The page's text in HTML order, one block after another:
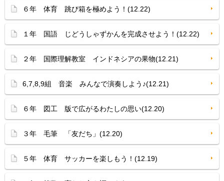
６年 体育 跳び箱を極めよう！(12.22)
１年 国語 じどうしゃずかんを完成させよう！(12.22)
２年 国際理解教室 インドネシアの果物(12.21)
6,7,8,9組 音楽 みんなで演奏しよう♪(12.21)
６年 図工 版で広がるわたしの思い(12.20)
３年 毛筆 「友だち」(12.20)
５年 体育 サッカーを楽しもう！(12.19)